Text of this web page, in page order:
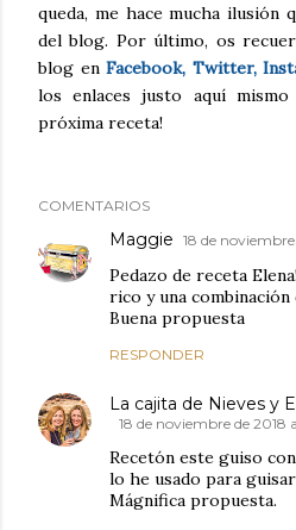
queda, me hace mucha ilusión
del blog. Por último, os
blog enFacebook, Twitter,
los enlaces justo aquí
próxima receta!
COMENTARIOS
Maggie 18 de noviembre
Pedazo de receta
rico y una
Buena propuesta
RESPONDER
La cajita de Nieves y
18 de noviembre de 2018 a
Recetón este guiso
lo he usado para
Mágnifica propuesta.